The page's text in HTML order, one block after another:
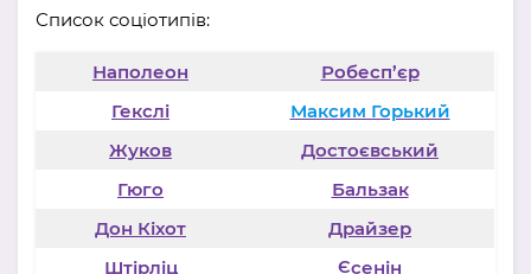
Список соціотипів:
Наполеон
Робесп’єр
Гекслі
Максим Горький
Жуков
Достоєвський
Гюго
Бальзак
Дон Кіхот
Драйзер
Штірліц
Єсенін